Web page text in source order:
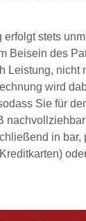
stets
Beisein des
Leistung, nicht
wird
Sie für
in bar,